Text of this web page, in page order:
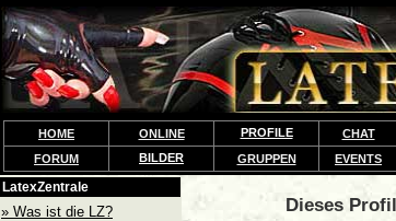
HOME ONLINE PROFILE CHAT
FORUM
BILDER GRUPPEN EVENTS
LatexZentrale
» Was ist die LZ?
Dieses